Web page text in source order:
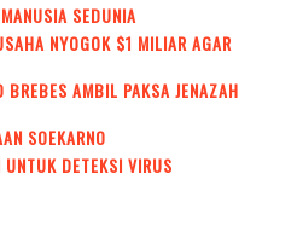
SEDUNIA
NYOGOK $1 MILIAR AGAR
AMBIL PAKSA JENAZAH
SOEKARNO
UNTUK DETEKSI VIRUS